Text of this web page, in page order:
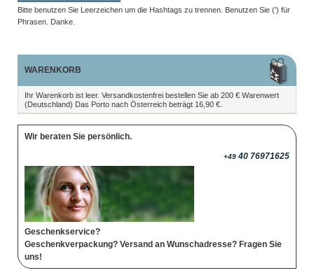
Bitte benutzen Sie Leerzeichen um die Hashtags zu trennen. Benutzen Sie (') für
Phrasen. Danke.
WARENKORB
Ihr Warenkorb ist leer. Versandkostenfrei bestellen Sie ab 200 € Warenwert
(Deutschland) Das Porto nach Österreich beträgt 16,90 €.
Wir beraten Sie persönlich.
+49 40 76971625
Geschenkservice?
Geschenkverpackung? Versand an Wunschadresse? Fragen Sie
uns!